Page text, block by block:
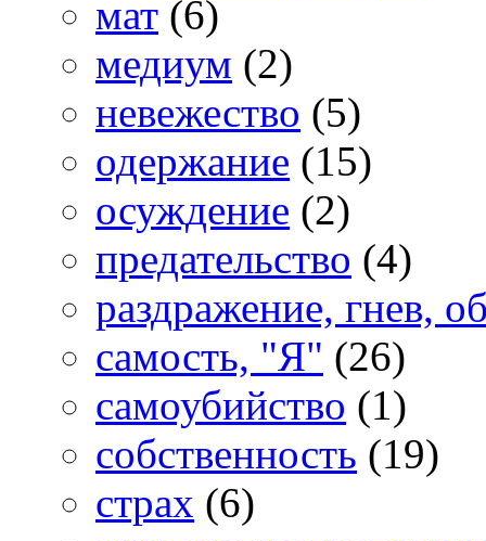
мат (6)
медиум (2)
невежество (5)
одержание (15)
осуждение (2)
предательство (4)
раздражение, гнев,
самость, "Я" (26)
самоубийство (1)
собственность (19)
страх (6)